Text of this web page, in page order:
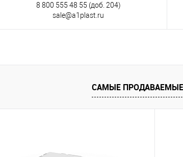
8 800 555 48 55(доб. 204)
sale@a1plast.ru
САМЫЕ